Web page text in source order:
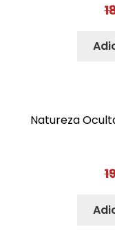
Natureza